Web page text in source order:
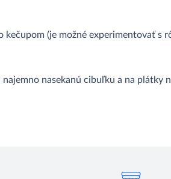
(je možné experimentovať s
nasekanú cibuľku a na plátky